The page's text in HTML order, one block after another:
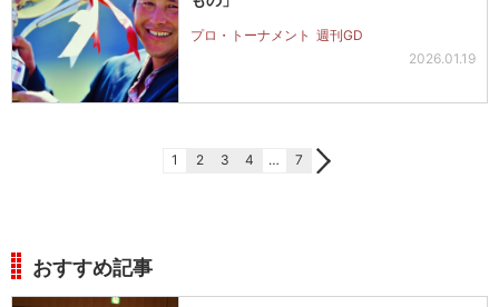
プロ・トーナメント 週刊GD
2026.01.19
1 2 3 4 … 7
おすすめ記事